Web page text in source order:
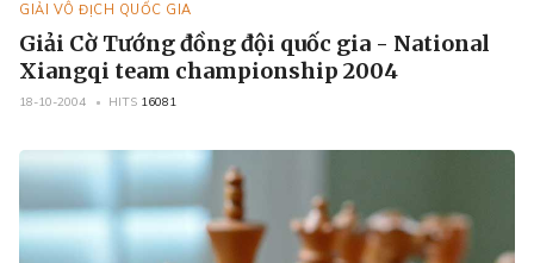
GIẢI VÔ ĐỊCH QUỐC GIA
Giải Cờ Tướng đồng đội quốc gia - National
Xiangqi team championship 2004
18-10-2004 HITS 16081